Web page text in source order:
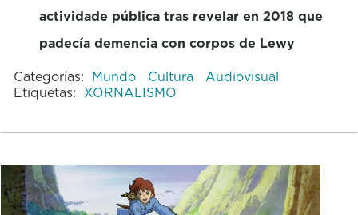
actividade pública tras revelar en 2018 que
padecía demencia con corpos de Lewy
Categorías: Mundo Cultura
Audiovisual
Etiquetas: XORNALISMO